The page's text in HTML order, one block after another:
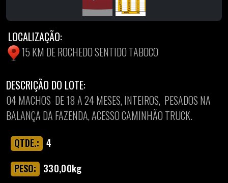
LOCALIZAÇÃO:
15 KM DE ROCHEDO SENTIDO TABOCO
DESCRIÇÃO DO LOTE:
04 MACHOS DE 18 A 24 MESES, INTEIROS, PESADOS NA
BALANÇA DA FAZENDA, ACESSO CAMINHÃO TRUCK.
QTDE.: 4
PESO: 330,00kg